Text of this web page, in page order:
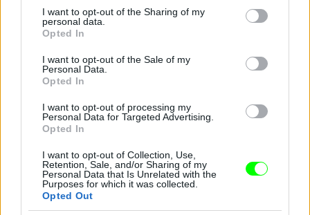
not limited to your visit or usage behaviour. You may click to
grant or deny consent to Google and its third-party tags to
use your data for below specified purposes in below Google
consent section.
I want to opt-out of the Sharing of my
personal data.
Opted In
I want to opt-out of the Sale of my
Personal Data.
Opted In
I want to opt-out of processing my
Personal Data for Targeted Advertising.
Opted In
I want to opt-out of Collection, Use,
Retention, Sale, and/or Sharing of my
Personal Data that Is Unrelated with the
Purposes for which it was collected.
Opted Out